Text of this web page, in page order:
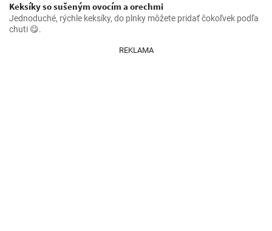
Keksíky so sušeným ovocím a orechmi
Jednoduché, rýchle keksíky, do plnky môžete pridať čokoľvek podľa
chuti 😋.
REKLAMA